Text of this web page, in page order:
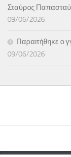
Σταύρος
09/06/2026
Παραιτήθηκε ο
09/06/2026